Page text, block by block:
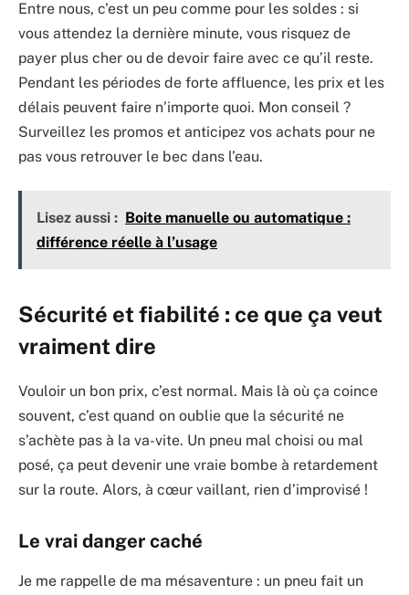
Entre nous, c’est un peu comme pour les soldes : si
vous attendez la dernière minute, vous risquez de
payer plus cher ou de devoir faire avec ce qu’il reste.
Pendant les périodes de forte affluence, les prix et les
délais peuvent faire n’importe quoi. Mon conseil ?
Surveillez les promos et anticipez vos achats pour ne
pas vous retrouver le bec dans l’eau.
Lisez aussi : Boite manuelle ou automatique :
différence réelle à l’usage
Sécurité et fiabilité : ce que ça veut
vraiment dire
Vouloir un bon prix, c’est normal. Mais là où ça coince
souvent, c’est quand on oublie que la sécurité ne
s’achète pas à la va-vite. Un pneu mal choisi ou mal
posé, ça peut devenir une vraie bombe à retardement
sur la route. Alors, à cœur vaillant, rien d’improvisé !
Le vrai danger caché
Je me rappelle de ma mésaventure : un pneu fait un